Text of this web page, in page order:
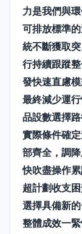
力是我們與
可排放標準
統不斷獲取
行持續跟蹤
發快速直慮
最終減少運
品設數選擇
實際條件確
部齊全，調
快吹盡操作
超計劃收支
選擇具備新
整體成效一